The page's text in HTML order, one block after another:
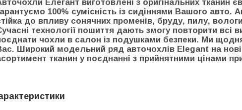
Елегант виготовлені з оригінальних тканин
100% сумісність із сидіннями Вашого авто.
до впливу сонячних променів, бруду, пилу,
технології пошиття дають змогу повторити всі
чохли в салон із подушками безпеки. Ми
Широкий модельний ряд авточохлів Elegant на
тканин у поєднанні з прийнятними цінами